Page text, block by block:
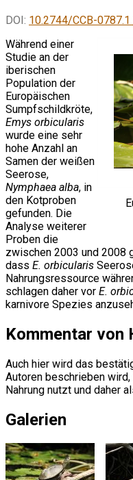
DOI: 10.2744/CCB-
Während einer
Studie an der
iberischen
Population der
Europäischen
Sumpfschildkröte,
Emys orbicularis
wurde eine sehr
hohe Anzahl an
Samen der weißen
Seerose,
Nymphaea alba, in
den Kotproben
gefunden. Die
Analyse weiterer
Proben die
zwischen 2003 und 2008
dass E. orbicularis
Nahrungsressource
schlagen daher vor E.
karnivore Spezies
Kommentar von
Auch hier wird das
Autoren beschrieben
Nahrung nutzt und daher
Galerien